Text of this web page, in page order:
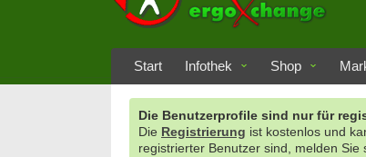
Start Infothek Shop
Die Benutzerprofile sind nur für
Die Registrierung ist kostenlos und
registrierter Benutzer sind, melden Sie